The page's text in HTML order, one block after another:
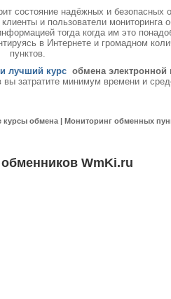
состояние надёжных и безопасных
и пользователи мониторинга
тогда когда им это
в Интернете и громадном
пунктов.
лучший курс обмена
вы затратите минимум времени и
обмена | Мониторинг обменных
WmKi.ru